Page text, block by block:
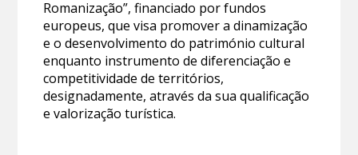
Romanização”, financiado por fundos
europeus, que visa promover a dinamização
e o desenvolvimento do património cultural
enquanto instrumento de diferenciação e
competitividade de territórios,
designadamente, através da sua qualificação
e valorização turística.